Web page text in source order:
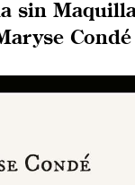
sin
Condé